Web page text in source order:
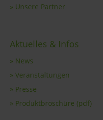
» Unsere Partner
Aktuelles & Infos
» News
» Veranstaltungen
» Presse
» Produktbroschüre (pdf)